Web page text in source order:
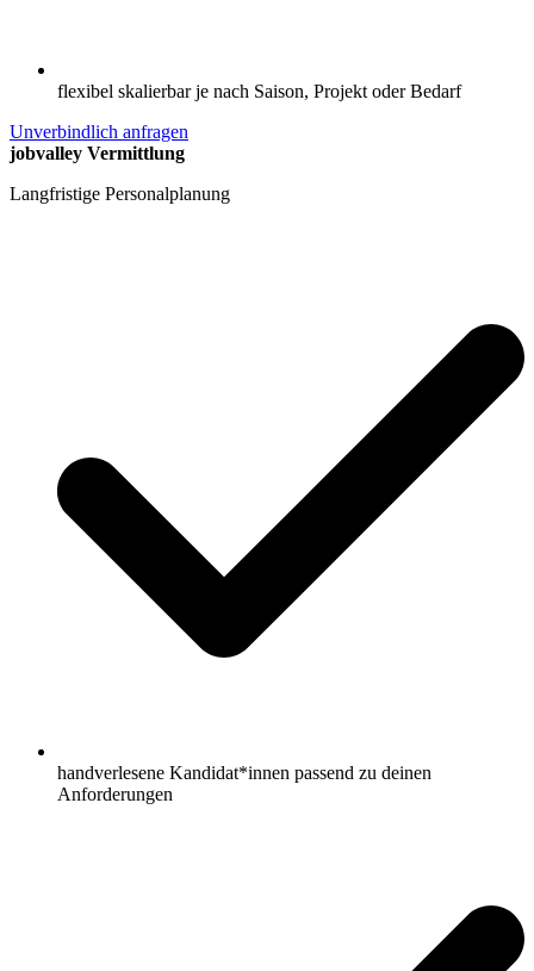
flexibel skalierbar je nach Saison, Projekt oder Bedarf
Unverbindlich anfragen
jobvalley Vermittlung
Langfristige Personalplanung
handverlesene Kandidat*innen passend zu deinen
Anforderungen